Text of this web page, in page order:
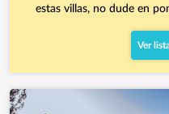
estas villas, no dude en
Ver